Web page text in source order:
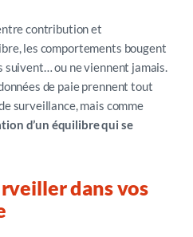
contribution et
les comportements bougent
ou ne viennent jamais.
de paie prennent tout
surveillance, mais comme
d’un équilibre qui se
dans vos